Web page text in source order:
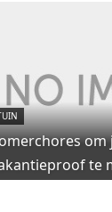
om
te